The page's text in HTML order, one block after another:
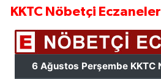
KKTC Nöbetçi Eczaneler